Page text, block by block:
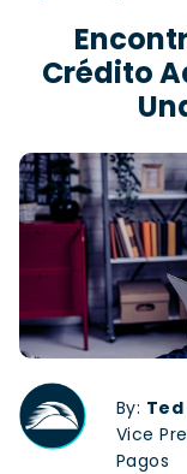
Crédito
By:
Vice
Pagos